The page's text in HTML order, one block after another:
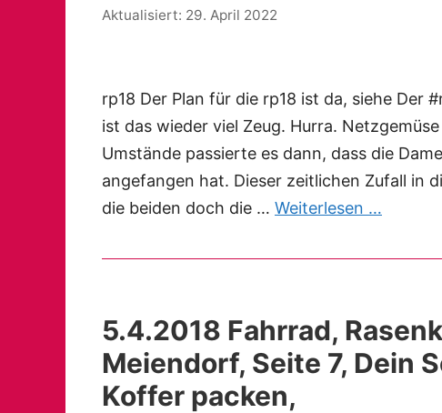
29. April 2022
rp18 Der Plan für die rp18 ist da, siehe Der
ist das wieder viel Zeug. Hurra.
Umstände passierte es dann, dass die
angefangen hat. Dieser zeitlichen Zufall in
die beiden doch die … Weiterlesen …
5.4.2018 Fahrrad,
Meiendorf, Seite 7, Dein
Koffer packen,